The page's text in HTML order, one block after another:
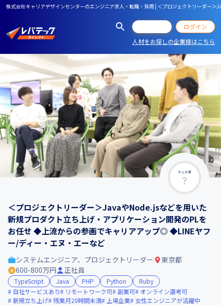
株式会社キャリアデザインセンターのエンジニア求人・転職・採用 | ＜プロジェクトリーダー
ログイン
人材をお探しの企業様はこちら
マッチ率
＜プロジェクトリーダー＞JavaやNode.jsなどを用いた
新規プロダクト立ち上げ・アプリケーション開発のPLを
お任せ ◆上流からの参画でキャリアアップ◎ ◆LINEヤフ
ー/ディー・エヌ・エーなど
システムエンジニア、プロジェクトリーダー
東京都
600-800万円
正社員
TypeScript Java PHP Python
Ruby
自社サービスあり
リモートワーク可 副業可
オンライン選考可
新規立ち上げ 残業月20時間未満 上場企業 女性エンジニアが活躍中